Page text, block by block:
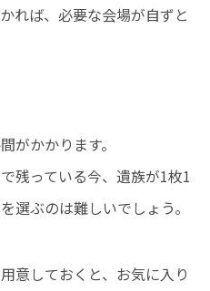
れば、必要な会場が自ずと
がかかります。
残っている今、遺族が1枚1
選ぶのは難しいでしょう。
意しておくと、お気に入り